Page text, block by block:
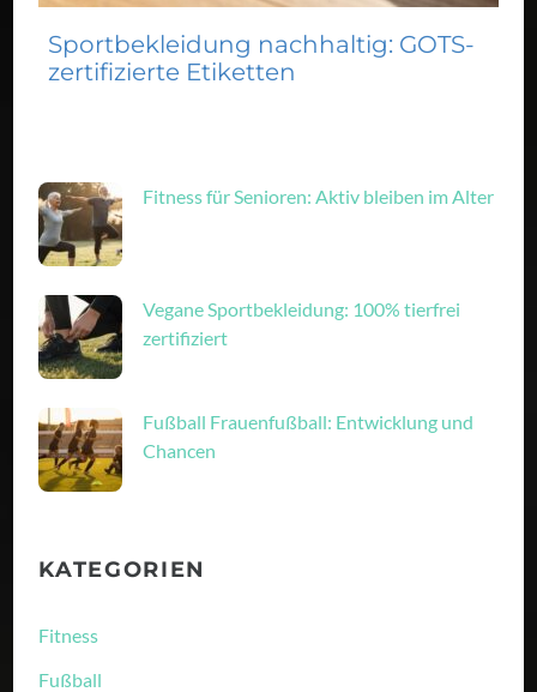
Sportbekleidung nachhaltig: GOTS-
zertifizierte Etiketten
Fitness für Senioren: Aktiv bleiben im Alter
Vegane Sportbekleidung: 100% tierfrei
zertifiziert
Fußball Frauenfußball: Entwicklung und
Chancen
KATEGORIEN
Fitness
Fußball